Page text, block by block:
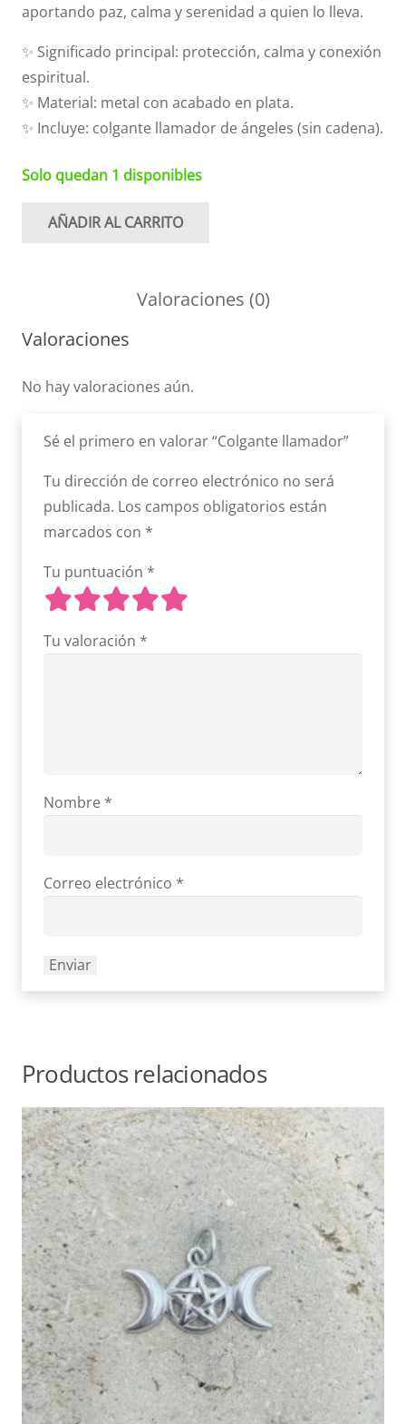
aportando paz, calma y serenidad a quien lo lleva.
✨ Significado principal: protección, calma y conexión
espiritual.
✨ Material: metal con acabado en plata.
✨ Incluye: colgante llamador de ángeles (sin cadena).
Solo quedan 1 disponibles
Colgante
AÑADIR AL CARRITO
Valoraciones (0)
Valoraciones
No hay valoraciones aún.
Sé el primero en valorar “Colgante llamador”
Tu dirección de correo electrónico no será
publicada. Los campos obligatorios están
marcados con *
Tu puntuación *
Tu valoración *
Nombre *
Correo electrónico *
Productos relacionados